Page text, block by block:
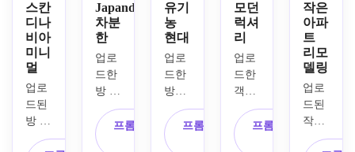
스칸
디나
비아
미니
멀
업로
드된
방 이
미지
Japandi
차분
한
업로
드한
방 사
진을
베이
스로
프롬프트 복
유기
농
현대
업로
드한
방을
소재
로 유
기적
프롬프트 복
모던
럭셔
리
업로
드한
객실
이미
지를
사용
프롬프트 복
작은
아파
트
리모
델링
업로
드된
작은
방 사